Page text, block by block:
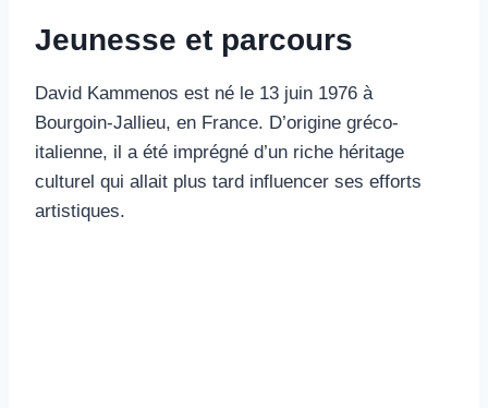
Jeunesse et parcours
David Kammenos est né le 13 juin 1976 à
Bourgoin-Jallieu, en France. D’origine gréco-
italienne, il a été imprégné d’un riche héritage
culturel qui allait plus tard influencer ses efforts
artistiques.